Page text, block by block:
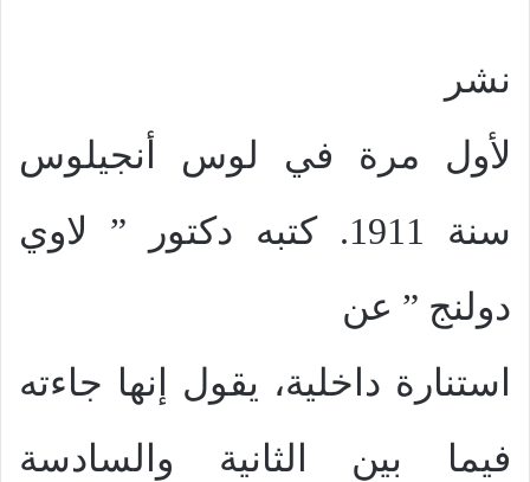
نشر
لأول مرة في لوس أنجيلوس
سنة 1911. كتبه دكتور ” لاوي
دولنج ” عن
استنارة داخلية، يقول إنها جاءته
فيما بين الثانية والسادسة